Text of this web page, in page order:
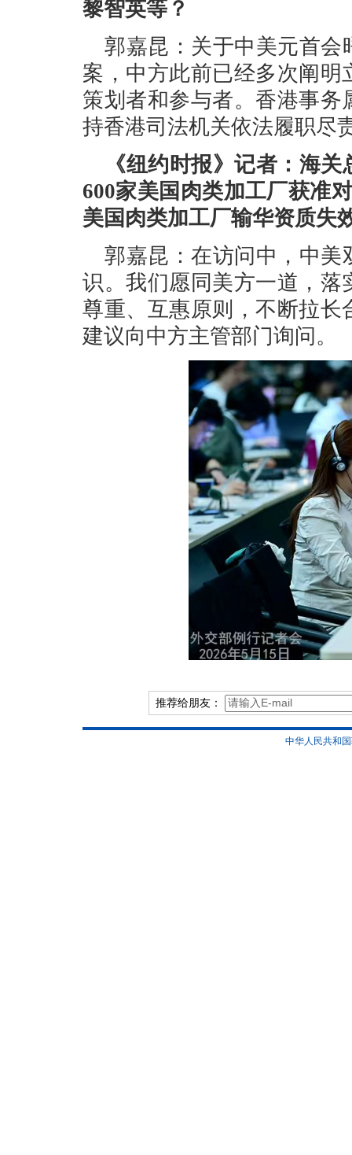
黎智英等？
郭嘉昆：关于中美元首会
案，中方此前已经多次阐
策划者和参与者。香港事
持香港司法机关依法履职尽
《纽约时报》记者：海
600家美国肉类加工厂获准
美国肉类加工厂输华资质失
郭嘉昆：在访问中，中美
识。我们愿同美方一道，
尊重、互惠原则，不断拉
建议向中方主管部门询问。
推荐给朋友：
中华人民共和